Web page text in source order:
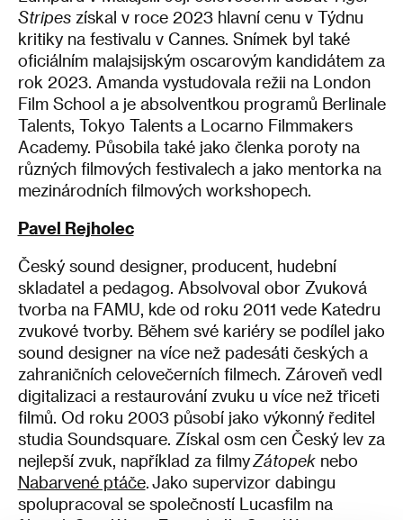
Stripeszískal v roce 2023 hlavní cenu v Týdnu
kritiky na festivalu v Cannes. Snímek byl také
oficiálním malajsijským oscarovým kandidátem za
rok 2023. Amanda vystudovala režii na London
Film School a je absolventkou programů Berlinale
Talents, Tokyo Talents a Locarno Filmmakers
Academy. Působila také jako členka poroty na
různých filmových festivalech a jako mentorka na
mezinárodních filmových workshopech.
Pavel Rejholec
Český sound designer, producent, hudební
skladatel a pedagog. Absolvoval obor Zvuková
tvorba na FAMU, kde od roku 2011 vede Katedru
zvukové tvorby. Během své kariéry se podílel jako
sound designer na více než padesáti českých a
zahraničních celovečerních filmech. Zároveň vedl
digitalizaci a restaurování zvuku u více než třiceti
filmů. Od roku 2003 působí jako výkonný ředitel
studia Soundsquare. Získal osm cen Český lev za
nejlepší zvuk, například za filmyZátopeknebo
Nabarvené ptáče. Jako supervizor dabingu
spolupracoval se společností Lucasfilm na